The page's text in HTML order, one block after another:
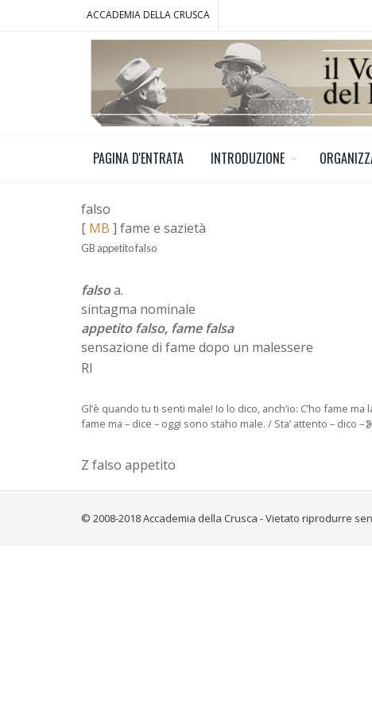
ACCADEMIA DELLA CRUSCA
PAGINA D'ENTRATA INTRODUZIONE
falso
[ MB ] fame e sazietà
GB appetito falso
falsoa.
sintagma nominale
appetito falso, fame falsa
sensazione di fame dopo un malessere
RI
Gl’è quando tu ti senti male! Io lo dico, anch’io: C’ho fame
fame ma – dice – oggi sono staho male. / Sta’ attento – dico –
Z falso appetito
© 2008-2018 Accademia della Crusca - Vietato riprodurre